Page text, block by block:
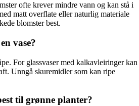
ofte krever mindre vann og kan stå i
matt overflate eller naturlig materiale
blomster best.
vase?
For glassvaser med kalkavleiringer kan
Unngå skuremidler som kan ripe
til grønne planter?